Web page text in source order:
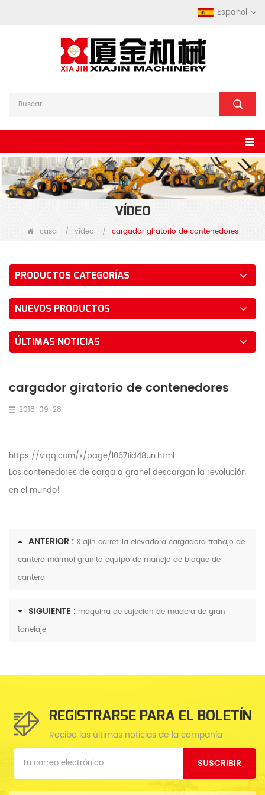
Español
VÍDEO
casa / vídeo / cargador giratorio de contenedores
PRODUCTOS CATEGORÍAS
NUEVOS PRODUCTOS
ÚLTIMAS NOTICIAS
cargador giratorio de contenedores
2018-09-28
https://v.qq.com/x/page/l0671id48un.html
Los contenedores de carga a granel descargan la revolución
en el mundo!
ANTERIOR : Xiajin carretilla elevadora cargadora trabajo de
cantera mármol granito equipo de manejo de bloque de
cantera
SIGUIENTE : máquina de sujeción de madera de gran
tonelaje
REGISTRARSE PARA EL BOLETÍN
Recibe las últimas noticias de la compañía
SUSCRIBIR